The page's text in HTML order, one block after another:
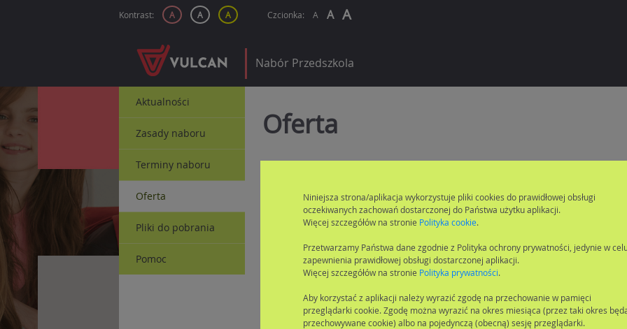
Kontrast: A A A Czcionka: A A A
Nabór Przedszkola
Aktualności
Zasady naboru
Terminy naboru
Oferta
Pliki do pobrania
Pomoc
Oferta
Typ grupy:
Dla dzieci w wieku:
Niniejsza strona/aplikacja wykorzystuje pliki cookies do prawidłowej obsługi
oczekiwanych zachowań dostarczonej do Państwa użytku aplikacji.
Więcej szczegółów na stronie Polityka cookie.
Przetwarzamy Państwa dane zgodnie z Polityka ochrony prywatności, jedynie w
zapewnienia prawidłowej obsługi dostarczonej aplikacji.
Więcej szczegółów na stronie Polityka prywatności.
Aby korzystać z aplikacji należy wyrazić zgodę na przechowanie w pamięci
przeglądarki cookie. Zgodę można wyrazić na okres miesiąca (przez taki okres
przechowywane cookie) albo na pojedynczą (obecną) sesję przeglądarki.